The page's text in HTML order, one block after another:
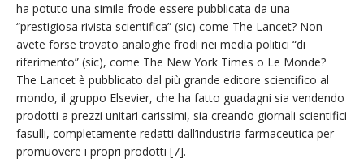
ha potuto una simile frode essere pubblicata da una
“prestigiosa rivista scientifica” (sic) come The Lancet? Non
avete forse trovato analoghe frodi nei media politici “di
riferimento” (sic), come The New York Times o Le Monde?
The Lancet è pubblicato dal più grande editore scientifico al
mondo, il gruppo Elsevier, che ha fatto guadagni sia vendendo
prodotti a prezzi unitari carissimi, sia creando giornali scientifici
fasulli, completamente redatti dall’industria farmaceutica per
promuovere i propri prodotti [7].